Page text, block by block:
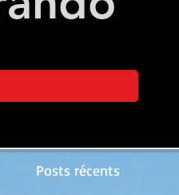
Posts récents